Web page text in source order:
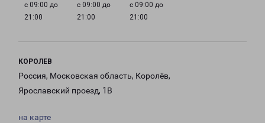
с 09:00 до
21:00
с 09:00 до
21:00
с 09:00 до
21:00
КОРОЛЕВ
Россия, Московская область, Королёв,
Ярославский проезд, 1В
на карте